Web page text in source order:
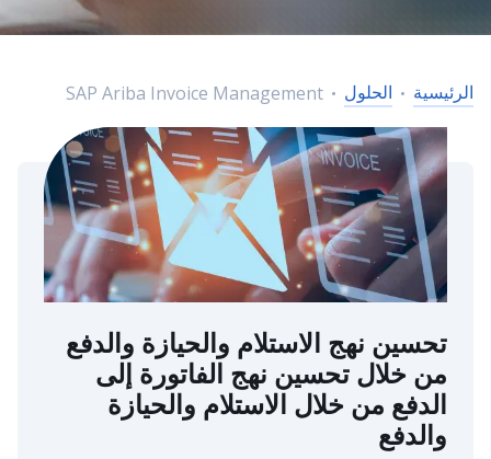
الرئيسية الحلول SAP Ariba Invoice Management
تحسين نهج الاستلام والحيازة والدفع
من خلال تحسين نهج الفاتورة إلى
الدفع من خلال الاستلام والحيازة
والدفع